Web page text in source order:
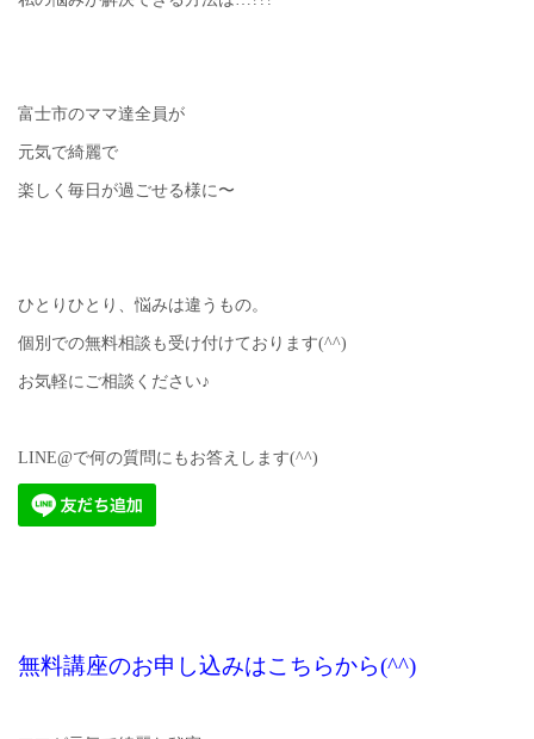
富士市のママ達全員が
元気で綺麗で
楽しく毎日が過ごせる様に〜
ひとりひとり、悩みは違うもの。
個別での無料相談も受け付けております(^^)
お気軽にご相談ください♪
LINE@で何の質問にもお答えします(^^)
無料講座のお申し込みはこちらから(^^)